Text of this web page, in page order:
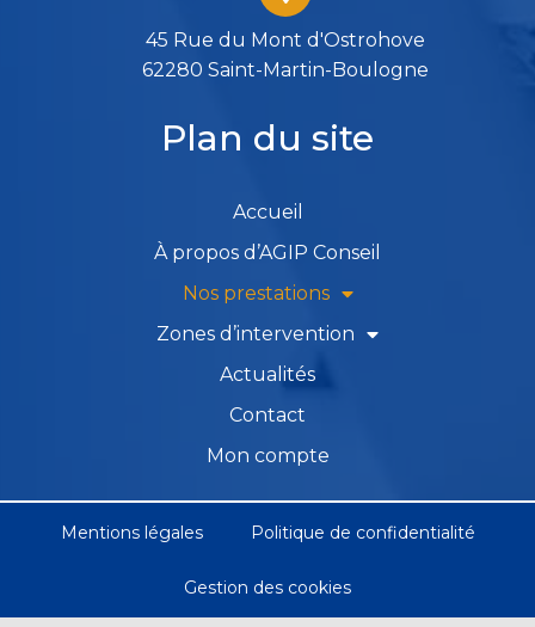
45 Rue du Mont d'Ostrohove
62280 Saint-Martin-Boulogne
Plan du site
Accueil
À propos d’AGIP Conseil
Nos prestations
Zones d’intervention
Actualités
Contact
Mon compte
Mentions légales Politique de confidentialité
Gestion des cookies